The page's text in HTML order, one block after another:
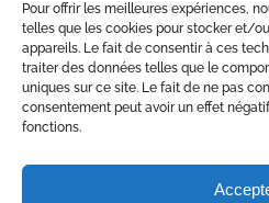
Pour offrir les meilleures expériences,
telles que les cookies pour stocker et/
appareils. Le fait de consentir à ces
traiter des données telles que le
uniques sur ce site. Le fait de ne pas
consentement peut avoir un effet
fonctions.
#232 – Sur le terrain avec l’Isère
07/04/2026